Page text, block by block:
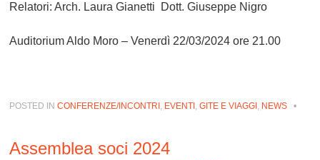
Relatori: Arch. Laura Gianetti Dott. Giuseppe Nigro
Auditorium Aldo Moro – Venerdì 22/03/2024 ore 21.00
POSTED INCONFERENZE/INCONTRI , EVENTI ,GITE E VIAGGI , NEWS •
Assemblea soci 2024